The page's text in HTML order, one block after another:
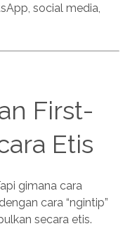
social media,
First-
Etis
gimana cara
cara “ngintip”
secara etis.